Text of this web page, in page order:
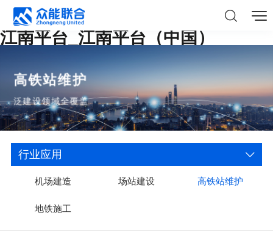
江南平台_江南平台（中国）
高铁站维护
泛建设领域全覆盖
行业应用
机场建造 场站建设 高铁站维护
地铁施工